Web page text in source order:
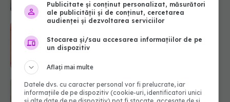
care i-a schimbat viața: Am cancer
la sân. Am intrat în metastază
Greșeala care îți crește tensiunea
arterială. Nu este doar sarea din
Publicitate și conținut personalizat, măsurători
ale publicității și de conținut, cercetarea
audienței și dezvoltarea serviciilor
Stocarea și/sau accesarea informațiilor de pe
un dispozitiv
Aflați mai multe
Datele dvs. cu caracter personal vor fi prelucrate, iar
informațiile de pe dispozitiv (cookie-uri, identificatori unici